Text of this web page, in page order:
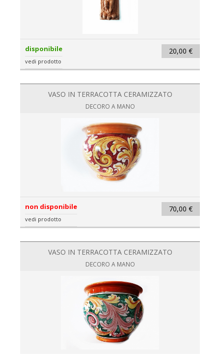
20,00 €
disponibile
vedi prodotto
VASO IN TERRACOTTA CERAMIZZATO
DECORO A MANO
70,00 €
non disponibile
vedi prodotto
VASO IN TERRACOTTA CERAMIZZATO
DECORO A MANO